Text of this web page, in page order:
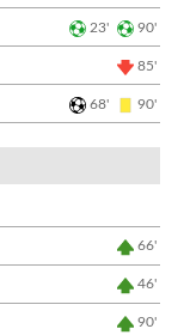
23' 90'
85'
68' 90'
66'
46'
90'